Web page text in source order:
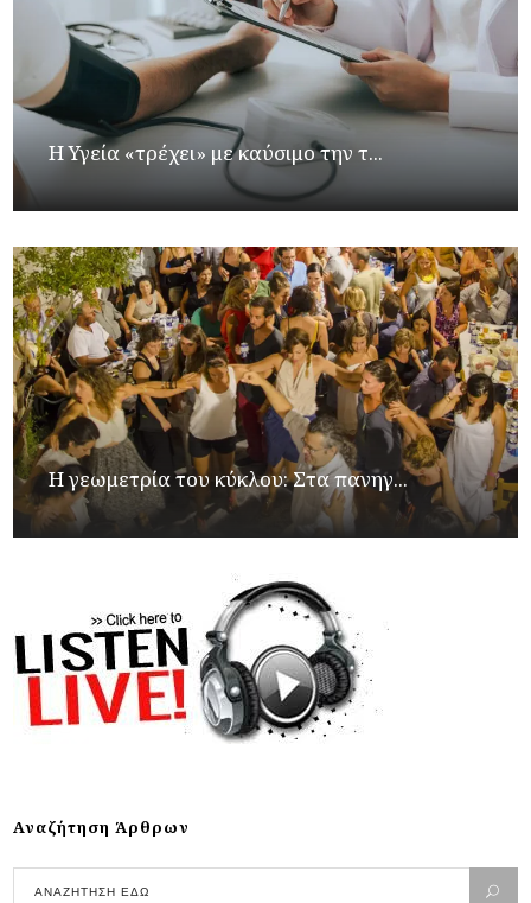
Η Υγεία «τρέχει» με καύσιμο την τ...
Η γεωμετρία του κύκλου: Στα πανηγ...
Αναζήτηση Άρθρων